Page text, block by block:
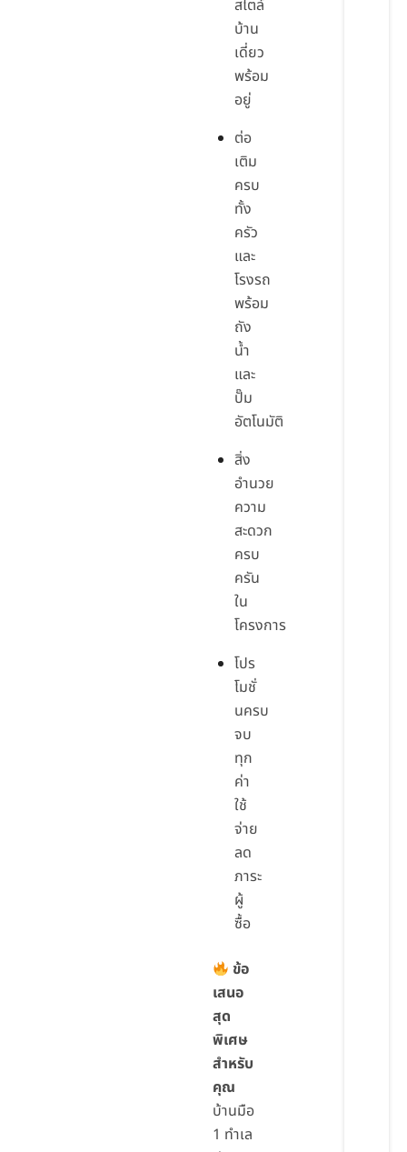
สไตล์
บ้าน
เดี่ยว
พร้อม
อยู่
ต่อ
เติม
ครบ
ทั้ง
ครัว
และ
โรงรถ
พร้อม
ถัง
น้ำ
และ
ปั๊ม
อัตโนมัติ
สิ่ง
อำนวย
ความ
สะดวก
ครบ
ครัน
ใน
โครงการ
โปร
โมชั่
นครบ
จบ
ทุก
ค่า
ใช้
จ่าย
ลด
ภาระ
ผู้
ซื้อ
ข้อ
เสนอ
สุด
พิเศษ
สำหรับ
คุณ
บ้านมือ
1 ทำเล